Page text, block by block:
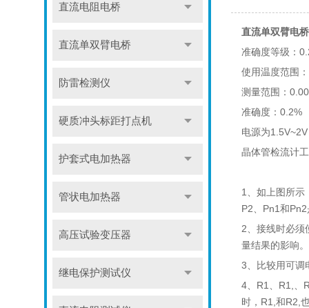
直流电阻电桥
直流单双臂电桥
防雷检测仪
硬质冲头标距打点机
护套式电加热器
管状电加热器
高压试验变压器
继电保护测试仪
直流单双臂电
准确度等级：
使用温度范围
测量范围：
准确度：0.2%
电源为
晶体管检流计
1、如上图所示
P2、Pn1和
2、接线时必须
量结果的影响。
3、比较用可调
4、R1、R1,、
时，R1,和R2,